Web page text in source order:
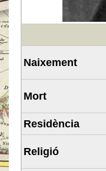
Naixement
Mort
Residència
Religió